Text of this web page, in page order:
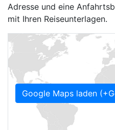
Adresse und eine
mit Ihren Reiseunterlagen.
Google Maps laden